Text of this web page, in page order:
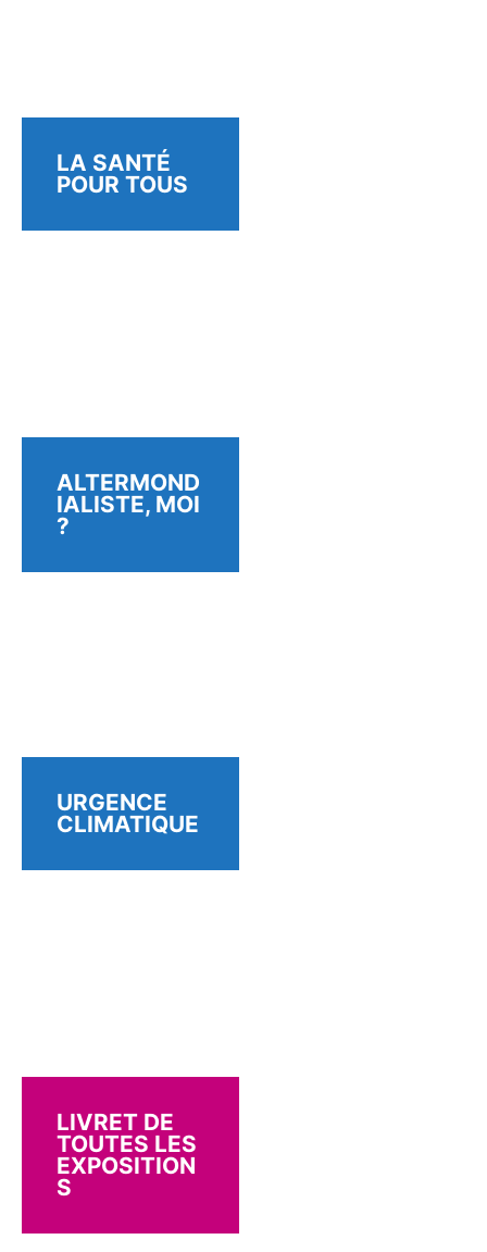
LA SANTÉ
POUR TOUS
ALTERMOND
IALISTE, MOI
?
URGENCE
CLIMATIQUE
LIVRET DE
TOUTES LES
EXPOSITION
S